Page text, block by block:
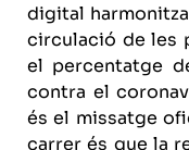
digital
circulació de les
el percentatge
contra el
és el missatge
carrer és que la